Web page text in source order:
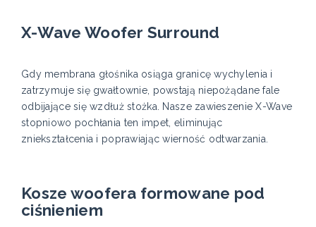
X-Wave Woofer Surround
Gdy membrana głośnika osiąga granicę wychylenia i
zatrzymuje się gwałtownie, powstają niepożądane fale
odbijające się wzdłuż stożka. Nasze zawieszenie X-Wave
stopniowo pochłania ten impet, eliminując
zniekształcenia i poprawiając wierność odtwarzania.
Kosze woofera formowane pod
ciśnieniem